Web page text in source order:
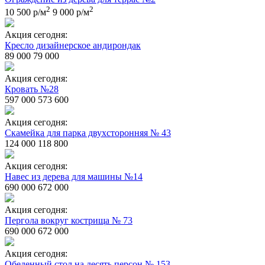
10 500 р/м2 9 000 р/м2
Акция сегодня:
Кресло дизайнерское андирондак
89 000 79 000
Акция сегодня:
Кровать №28
597 000 573 600
Акция сегодня:
Скамейка для парка двухсторонняя № 43
124 000 118 800
Акция сегодня:
Навес из дерева для машины №14
690 000 672 000
Акция сегодня:
Пергола вокруг кострища № 73
690 000 672 000
Акция сегодня: